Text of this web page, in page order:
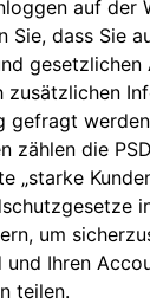
auf der
Sie, dass Sie
gesetzlichen
zusätzlichen
gefragt
zählen die
„starke
um
und Ihren
teilen.